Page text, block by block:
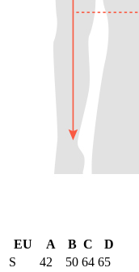
EU A B C
D
S
42 50 64 65